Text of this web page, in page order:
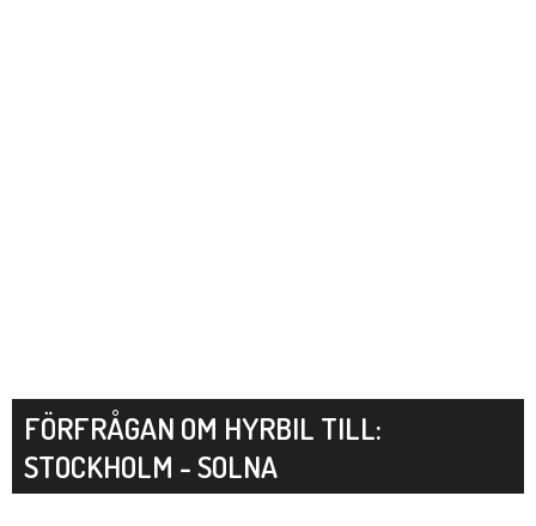
FÖRFRÅGAN OM HYRBIL TILL:
STOCKHOLM - SOLNA